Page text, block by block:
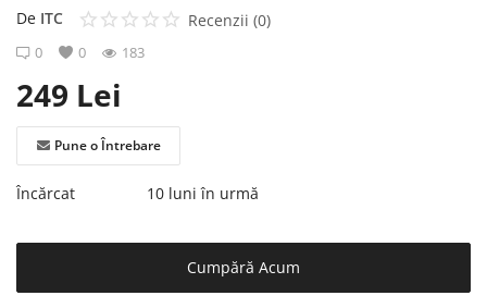
De ITC Recenzii (0)
0 0 183
249 Lei
Pune o Întrebare
Încărcat 10 luni în urmă
Cumpără Acum